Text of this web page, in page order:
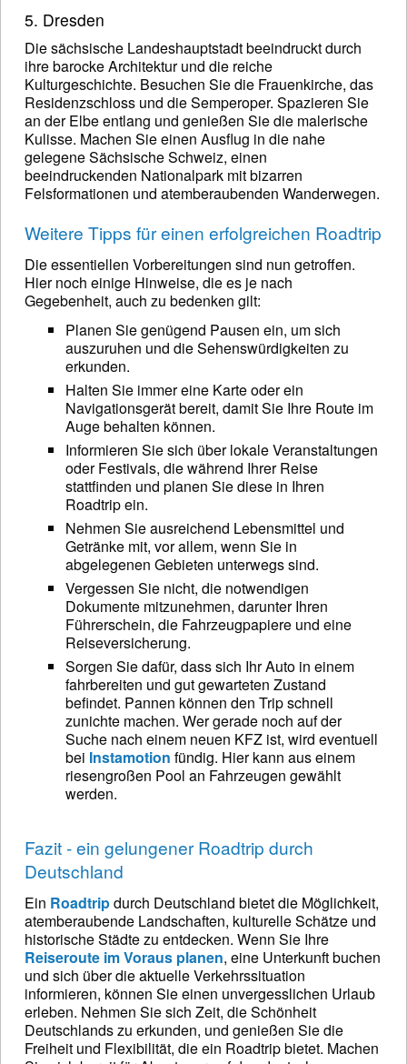
5. Dresden
Die sächsische Landeshauptstadt beeindruckt durch
ihre barocke Architektur und die reiche
Kulturgeschichte. Besuchen Sie die Frauenkirche, das
Residenzschloss und die Semperoper. Spazieren Sie
an der Elbe entlang und genießen Sie die malerische
Kulisse. Machen Sie einen Ausflug in die nahe
gelegene Sächsische Schweiz, einen
beeindruckenden Nationalpark mit bizarren
Felsformationen und atemberaubenden Wanderwegen.
Weitere Tipps für einen erfolgreichen Roadtrip
Die essentiellen Vorbereitungen sind nun getroffen.
Hier noch einige Hinweise, die es je nach
Gegebenheit, auch zu bedenken gilt:
Planen Sie genügend Pausen ein, um sich
auszuruhen und die Sehenswürdigkeiten zu
erkunden.
Halten Sie immer eine Karte oder ein
Navigationsgerät bereit, damit Sie Ihre Route im
Auge behalten können.
Informieren Sie sich über lokale Veranstaltungen
oder Festivals, die während Ihrer Reise
stattfinden und planen Sie diese in Ihren
Roadtrip ein.
Nehmen Sie ausreichend Lebensmittel und
Getränke mit, vor allem, wenn Sie in
abgelegenen Gebieten unterwegs sind.
Vergessen Sie nicht, die notwendigen
Dokumente mitzunehmen, darunter Ihren
Führerschein, die Fahrzeugpapiere und eine
Reiseversicherung.
Sorgen Sie dafür, dass sich Ihr Auto in einem
fahrbereiten und gut gewarteten Zustand
befindet. Pannen können den Trip schnell
zunichte machen. Wer gerade noch auf der
Suche nach einem neuen KFZ ist, wird eventuell
bei Instamotion fündig. Hier kann aus einem
riesengroßen Pool an Fahrzeugen gewählt
werden.
Fazit - ein gelungener Roadtrip durch
Deutschland
Ein Roadtripdurch Deutschland bietet die Möglichkeit,
atemberaubende Landschaften, kulturelle Schätze und
historische Städte zu entdecken. Wenn Sie Ihre
Reiseroute im Voraus planen, eine Unterkunft buchen
und sich über die aktuelle Verkehrssituation
informieren, können Sie einen unvergesslichen Urlaub
erleben. Nehmen Sie sich Zeit, die Schönheit
Deutschlands zu erkunden, und genießen Sie die
Freiheit und Flexibilität, die ein Roadtrip bietet. Machen